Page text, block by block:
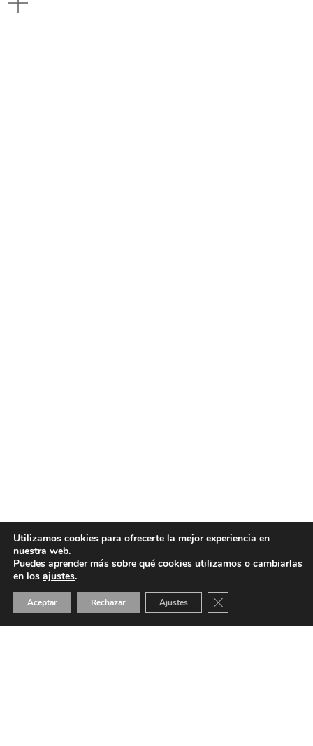
Utilizamos cookies para ofrecerte la mejor experiencia en
nuestra web.
Puedes aprender más sobre qué cookies utilizamos o cambiarlas
en los ajustes.
Aceptar Rechazar Ajustes Cerrar el banner de